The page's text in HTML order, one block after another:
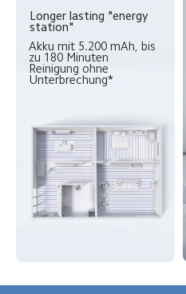
Longer lasting "energy
station"
Akku mit 5.200 mAh, bis
zu 180 Minuten
Reinigung ohne
Unterbrechung*